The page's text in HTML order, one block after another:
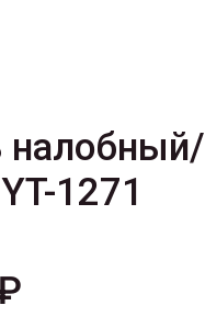
налобный/
1271